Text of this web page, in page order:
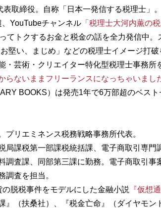
取締役。自称「日本一発信する税理士」。
YouTubeチャンネル「税理士大河内薫の税
てトクするお金と税金の話を全力発信中。
堅い、まじめ」などの税理士イメージ打
・芸術・クリエイター特化型税理士事務所
らないままフリーランスになっちゃいまし
BOOKS）は発売1年で6万部超のベスト
プリエミネンス税務戦略事務所代表。
局課税第一部課税統括課、電子商取引専門
調査課、同部第三課に勤務。電子商取引事
調査を担当。
脱税事件をモデルにした金融小説 『仮想
』（扶桑社）、『税金亡命』（ダイヤモン